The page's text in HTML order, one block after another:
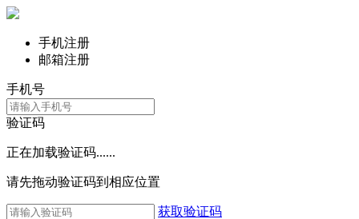
手机注册
邮箱注册
手机号
验证码
正在加载验证码......
请先拖动验证码到相应位置
获取验证码